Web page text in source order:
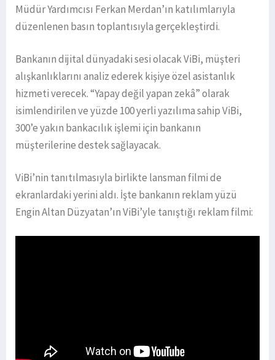
Müdür Yardımcısı Ferkan Merdan’ın katılımlarıyla
düzenlenen basın toplantısıyla gerçekleştirdi.
Bankanın dijital dünyadaki sesi olacak ViBi, müşteri
alışkanlıklarını analiz ederek kişiye özel asistanlık
hizmeti verecek. “Yapay değil yapan zekâ” olarak
isimlendirilen ve yüzde 100 yerli yazılıma sahip ViBi,
300’e yakın bankacılık işlemi için bankanın
müşterilerine destek sağlayacak.
ViBi’nin tanıtılmasıyla birlikte lansman filmi de
ekranlardaki yerini aldı. İşte bankanın reklam yüzü
Engin Altan Düzyatan’ın ViBi’yle tanıştığı reklam filmi: